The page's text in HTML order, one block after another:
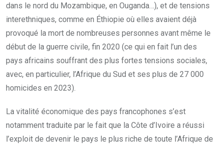
dans le nord du Mozambique, en Ouganda…), et de tensions
interethniques, comme en Éthiopie où elles avaient déjà
provoqué la mort de nombreuses personnes avant même le
début de la guerre civile, fin 2020 (ce qui en fait l’un des
pays africains souffrant des plus fortes tensions sociales,
avec, en particulier, l’Afrique du Sud et ses plus de 27 000
homicides en 2023).
La vitalité économique des pays francophones s’est
notamment traduite par le fait que la Côte d’Ivoire a réussi
l’exploit de devenir le pays le plus riche de toute l’Afrique de